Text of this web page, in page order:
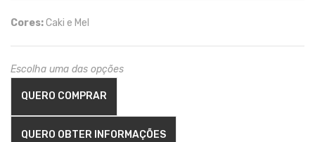
Cores:Caki e Mel
Escolha uma das opções
QUERO COMPRAR
QUERO OBTER INFORMAÇÕES